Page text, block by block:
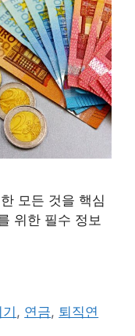
모든 것을 핵심
위한 필수 정보
, 연금, 퇴직연